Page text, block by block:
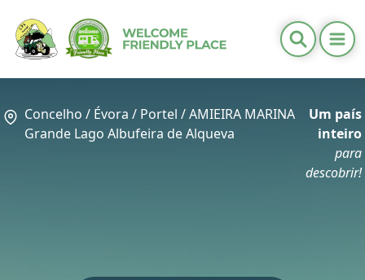
Informações Úteis
Calendários
Contactos
Concelho / Évora / Portel /AMIEIRA MARINA
Grande Lago Albufeira de Alqueva
Um país
inteiro
para
descobrir!